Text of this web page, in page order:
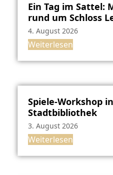
Ein Tag im Sattel:
rund um Schloss
4. August 2026
Weiterlesen
Spiele-Workshop
Stadtbibliothek
3. August 2026
Weiterlesen